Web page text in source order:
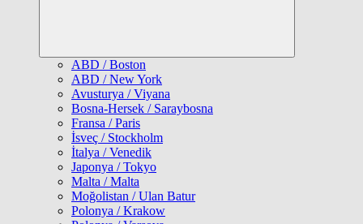
ABD / Boston
ABD / New York
Avusturya / Viyana
Bosna-Hersek / Saraybosna
Fransa / Paris
İsveç / Stockholm
İtalya / Venedik
Japonya / Tokyo
Malta / Malta
Moğolistan / Ulan Batur
Polonya / Krakow